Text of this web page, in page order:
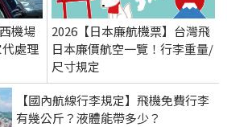
機場
處理
2026【日本廉航機票】台灣飛
日本廉價航空一覽！行李重量/
尺寸規定
【國內航線行李規定】飛機免費行李
有幾公斤？液體能帶多少？